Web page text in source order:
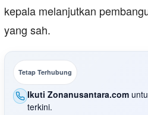
kepala melanjutkan
yang sah.
Tetap Terhubung
Ikuti Zonanusantara.com
terkini.